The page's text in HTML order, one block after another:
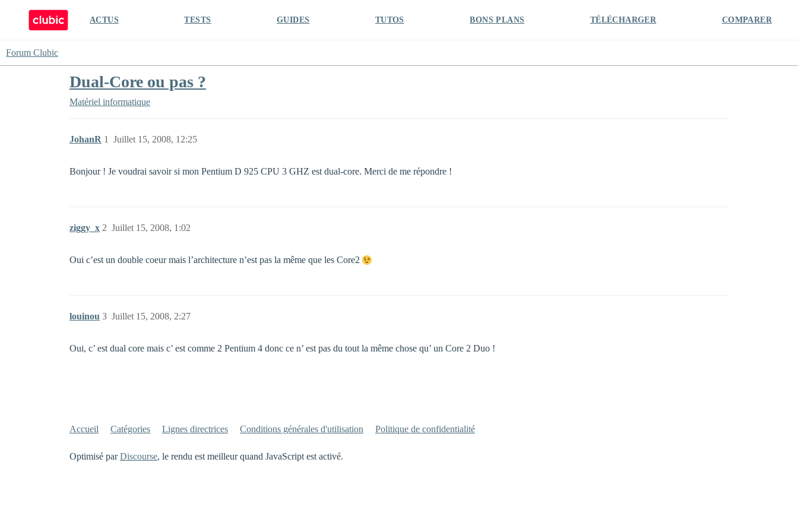
ACTUS TESTS GUIDES TUTOS BONS PLANS TÉLÉCHARGER COMPARER
Forum Clubic
Dual-Core ou pas ?
Matériel informatique
JohanR Juillet 15, 2008, 12:25
1
Bonjour ! Je voudrai savoir si mon Pentium D 925 CPU 3 GHZ est dual-core. Merci de me répondre !
ziggy_x Juillet 15, 2008, 1:02
2
Oui c’est un double coeur mais l’architecture n’est pas la même que les Core2
louinou Juillet 15, 2008, 2:27
3
Oui, c’ est dual core mais c’ est comme 2 Pentium 4 donc ce n’ est pas du tout la même chose qu’ un Core 2 Duo !
Accueil Catégories Lignes directrices Conditions générales d'utilisation Politique de confidentialité
Optimisé parDiscourse, le rendu est meilleur quand JavaScript est activé.